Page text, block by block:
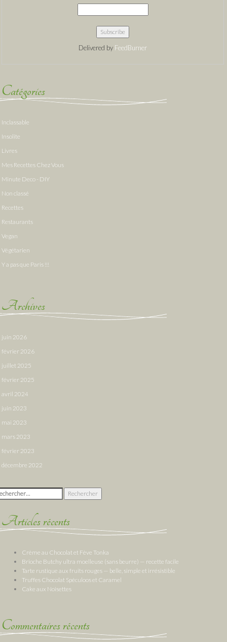
Delivered by FeedBurner
Catégories
Inclassable
Insolite
Livres
Mes Recettes Chez Vous
Minute Deco - DIY
Non classé
Recettes
Restaurants
Vegan
Végétarien
Y a pas que Paris !!!
Archives
juin 2026
février 2026
juillet 2025
février 2025
avril 2024
juin 2023
mai 2023
mars 2023
février 2023
décembre 2022
:
Articles récents
Crème au Chocolat et Fève Tonka
Brioche Butchy ultra moelleuse (sans beurre) — recette facile
Tarte rustique aux fruits rouges — belle, simple et irrésistible
Truffes Chocolat Spéculoos et Caramel
Cake aux Noisettes
Commentaires récents